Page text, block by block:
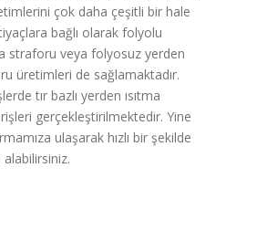
çok daha çeşitli bir hale
bağlı olarak folyolu
straforu veya folyosuz yerden
üretimleri de sağlamaktadır.
tır bazlı yerden ısıtma
gerçekleştirilmektedir. Yine
ulaşarak hızlı bir şekilde